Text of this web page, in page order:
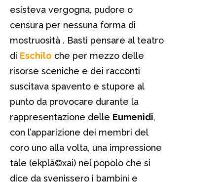
esisteva vergogna, pudore o
censura per nessuna forma di
mostruosità . Basti pensare al teatro
di Eschilo che per mezzo delle
risorse sceniche e dei racconti
suscitava spavento e stupore al
punto da provocare durante la
rappresentazione delle Eumenidi,
con l’apparizione dei membri del
coro uno alla volta, una impressione
tale (ekplà©xai) nel popolo che si
dice da svenissero i bambini e